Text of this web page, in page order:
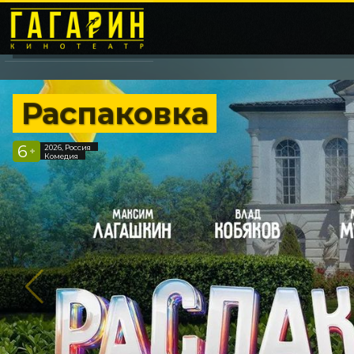
Распаковка
6 +
2026, Россия
Комедия